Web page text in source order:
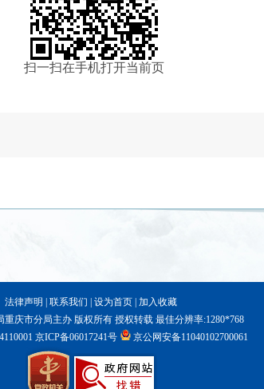
扫一扫在手机打开当前页
法律声明 联系我们 设为首页 加入收藏
重庆市分局主办 版权所有 授权转载 最佳分辨率:1280*768
京ICP备06017241号 京公网安备11040102700061